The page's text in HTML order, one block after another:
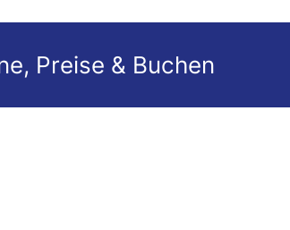
Preise & Buchen